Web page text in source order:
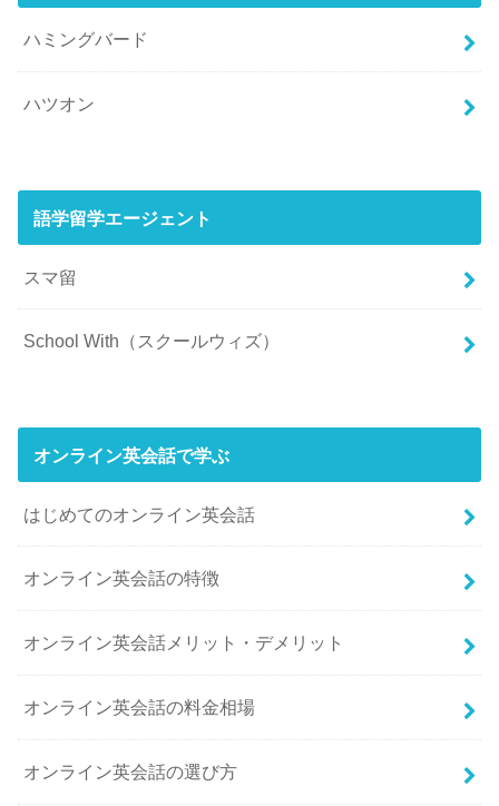
ハミングバード
ハツオン
語学留学エージェント
スマ留
School With（スクールウィズ）
オンライン英会話で学ぶ
はじめてのオンライン英会話
オンライン英会話の特徴
オンライン英会話メリット・デメリット
オンライン英会話の料金相場
オンライン英会話の選び方